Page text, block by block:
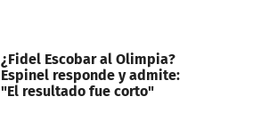
¿Fidel Escobar al Olimpia?
Espinel responde y admite:
"El resultado fue corto"